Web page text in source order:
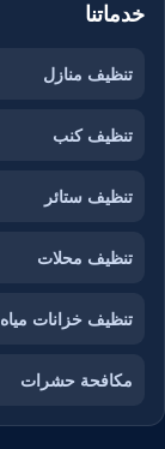
خدماتنا
تنظيف منازل
تنظيف كنب
تنظيف ستائر
تنظيف محلات
تنظيف خزانات مياه
مكافحة حشرات